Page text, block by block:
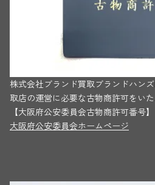
株式会社ブランド買取ブランドハン
取店の運営に必要な古物商許可をいた
【大阪府公安委員会古物商許可番号
大阪府公安委員会ホームページ